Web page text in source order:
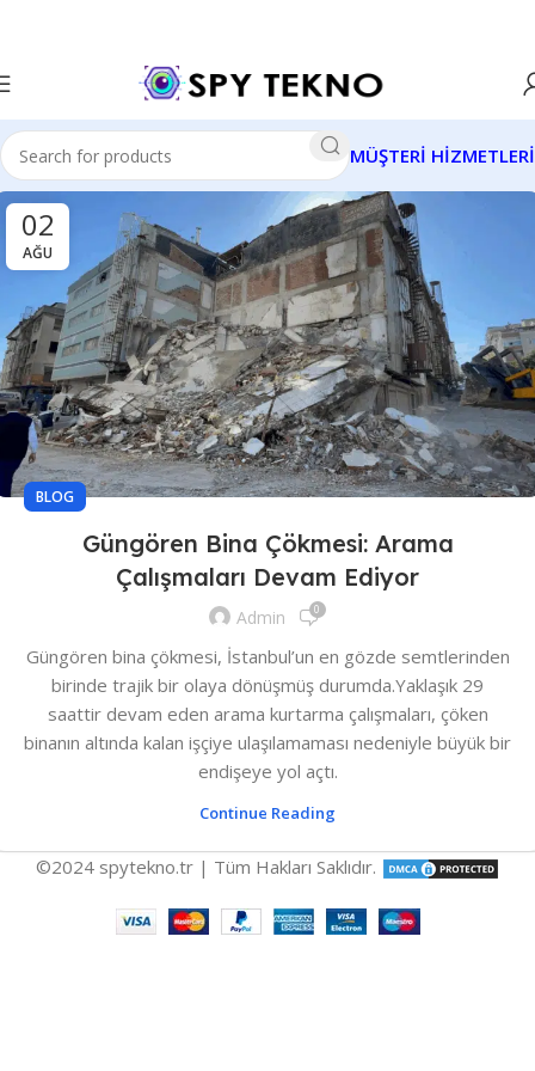
MÜŞTERİ HİZMETLERİ
02
AĞU
BLOG
Güngören Bina Çökmesi: Arama
Çalışmaları Devam Ediyor
Admin 0
Güngören bina çökmesi, İstanbul’un en gözde semtlerinden
birinde trajik bir olaya dönüşmüş durumda.Yaklaşık 29
saattir devam eden arama kurtarma çalışmaları, çöken
binanın altında kalan işçiye ulaşılamaması nedeniyle büyük bir
endişeye yol açtı.
Continue Reading
©2024 spytekno.tr | Tüm Hakları Saklıdır.